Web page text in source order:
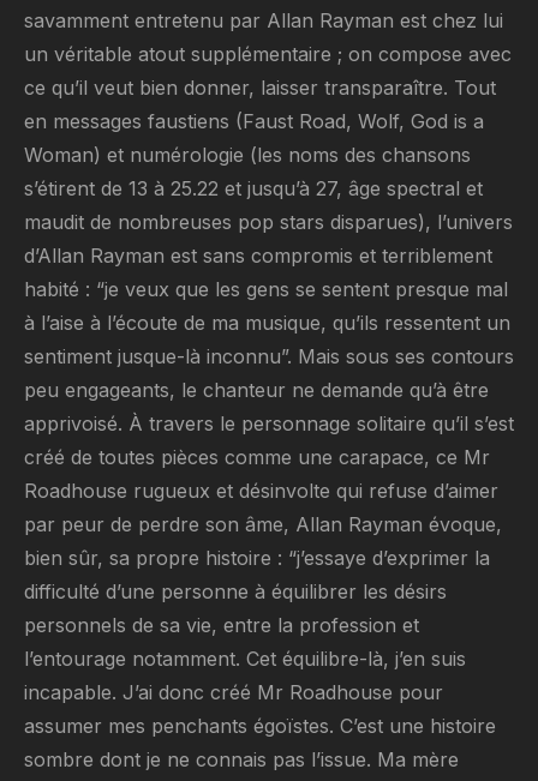
savamment entretenu par Allan Rayman est chez lui
un véritable atout supplémentaire ; on compose avec
ce qu’il veut bien donner, laisser transparaître. Tout
en messages faustiens (Faust Road, Wolf, God is a
Woman) et numérologie (les noms des chansons
s’étirent de 13 à 25.22 et jusqu’à 27, âge spectral et
maudit de nombreuses pop stars disparues), l’univers
d’Allan Rayman est sans compromis et terriblement
habité : “je veux que les gens se sentent presque mal
à l’aise à l’écoute de ma musique, qu’ils ressentent un
sentiment jusque-là inconnu”. Mais sous ses contours
peu engageants, le chanteur ne demande qu’à être
apprivoisé. À travers le personnage solitaire qu’il s’est
créé de toutes pièces comme une carapace, ce Mr
Roadhouse rugueux et désinvolte qui refuse d’aimer
par peur de perdre son âme, Allan Rayman évoque,
bien sûr, sa propre histoire : “j’essaye d’exprimer la
difficulté d’une personne à équilibrer les désirs
personnels de sa vie, entre la profession et
l’entourage notamment. Cet équilibre-là, j’en suis
incapable. J’ai donc créé Mr Roadhouse pour
assumer mes penchants égoïstes. C’est une histoire
sombre dont je ne connais pas l’issue. Ma mère